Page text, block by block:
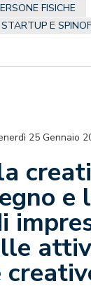
FISICHE
STARTUP E
25 Gennaio
e